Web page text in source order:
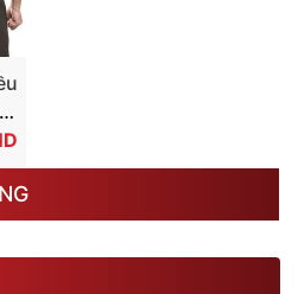
HIỆN
TẠI
LÀ:
180.000 VND.